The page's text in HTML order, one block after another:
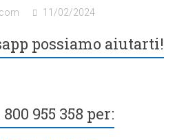
11/02/2024
possiamo aiutarti!
955 358 per: